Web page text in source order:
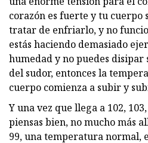
corazón es fuerte y tu
tratar de enfriarlo, y no
estás haciendo demasiado
humedad y no puedes disipar
del sudor, entonces la
cuerpo comienza a subir y
Y una vez que llega a 102,
piensas bien, no mucho más
99, una temperatura normal,